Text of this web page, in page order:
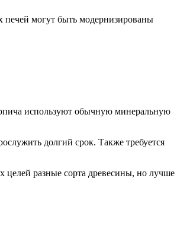
печей могут быть модернизированы
используют обычную минеральную
долгий срок. Также требуется
целей разные сорта древесины, но лучше